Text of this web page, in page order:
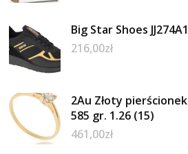
Big Star Shoes
216,00zł
2Au Złoty
585 gr. 1.26 (15)
461,00zł